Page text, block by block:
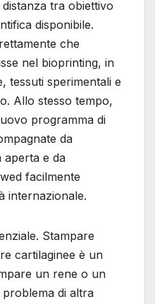
tra obiettivo
disponibile.
che
nel bioprinting, in
tessuti sperimentali e
Allo stesso tempo,
programma di
da
aperta e da
facilmente
internazionale.
Stampare
cartilaginee è un
un rene o un
di altra